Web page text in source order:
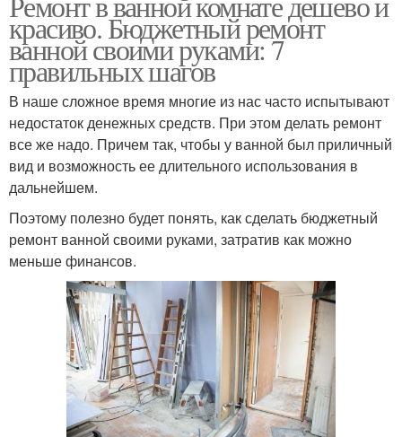
красиво. Бюджетный ремонт
ванной своими руками: 7
правильных шагов
В наше сложное время многие из нас часто испытывают
недостаток денежных средств. При этом делать ремонт
все же надо. Причем так, чтобы у ванной был приличный
вид и возможность ее длительного использования в
дальнейшем.
Поэтому полезно будет понять, как сделать бюджетный
ремонт ванной своими руками, затратив как можно
меньше финансов.